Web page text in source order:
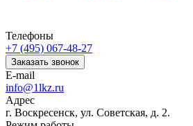
Телефоны
+7 (495) 067-48-27
Заказать звонок
E-mail
info@1lkz.ru
Адрес
г. Воскресенск, ул. Советская, д. 2.